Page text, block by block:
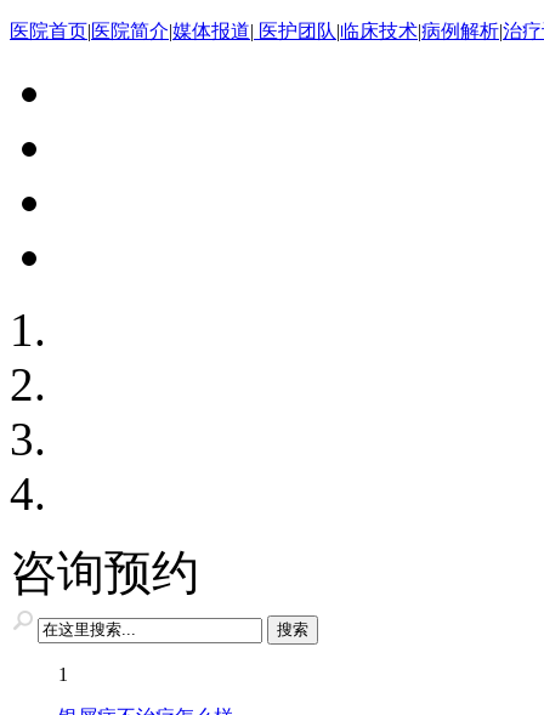
医院首页|医院简介|媒体报道| 医护团队|临床技术|病例解析|治
咨询预约
1